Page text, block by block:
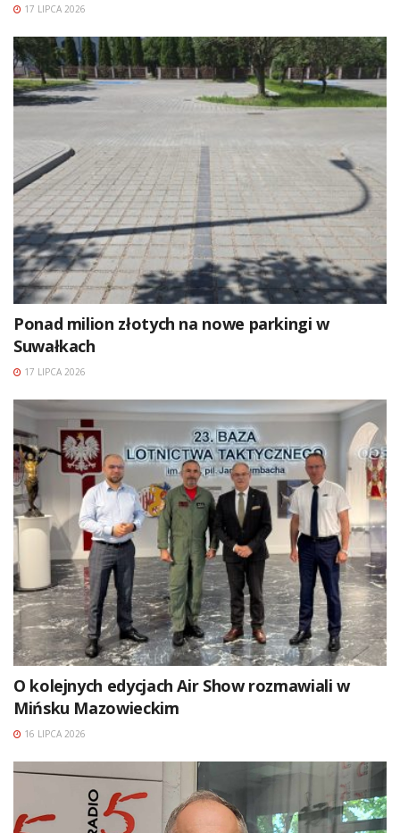
17 LIPCA 2026
Ponad milion złotych na nowe parkingi w
Suwałkach
17 LIPCA 2026
O kolejnych edycjach Air Show rozmawiali w
Mińsku Mazowieckim
16 LIPCA 2026